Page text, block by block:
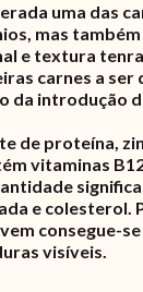
uma das
mas
e textura
carnes a ser
da introdução
de proteína,
vitaminas
e colesterol.
consegue-
visíveis.